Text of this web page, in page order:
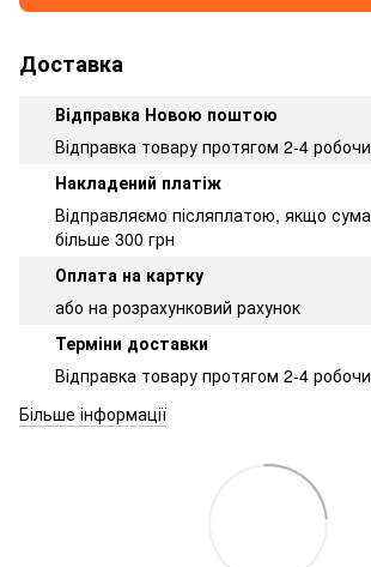
Доставка
Відправка Новою поштою
Відправка товару протягом 2-4
Накладений платіж
Відправляємо післяплатою, якщо
більше 300 грн
Оплата на картку
або на розрахунковий рахунок
Терміни доставки
Відправка товару протягом 2-4
Більше інформації